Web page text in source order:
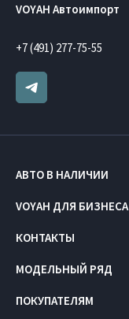
VOYAH Автоимпорт
+7 (491) 277-75-55
АВТО В НАЛИЧИИ
VOYAH ДЛЯ БИЗНЕСА
КОНТАКТЫ
МОДЕЛЬНЫЙ РЯД
ПОКУПАТЕЛЯМ